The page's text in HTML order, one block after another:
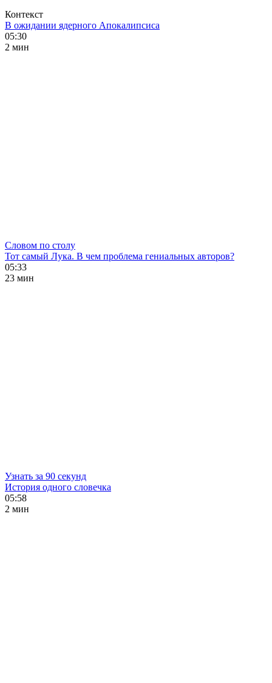
Контекст
В ожидании ядерного Апокалипсиса
05:30
2 мин
Словом по столу
Тот самый Лука. В чем проблема гениальных авторов?
05:33
23 мин
Узнать за 90 секунд
История одного словечка
05:58
2 мин